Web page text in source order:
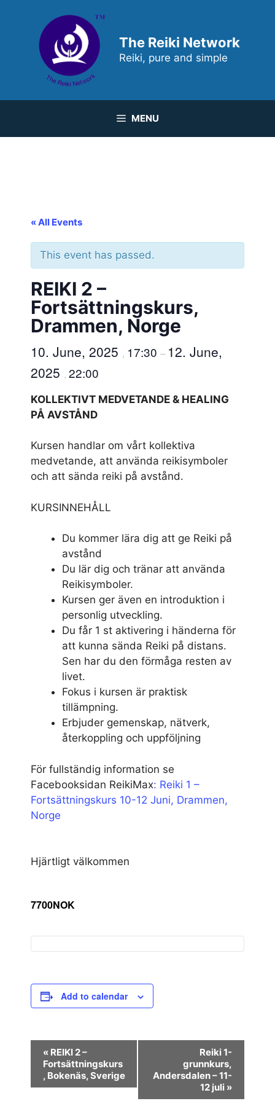
The Reiki Network
Reiki, pure and simple
MENU
« All Events
This event has passed.
REIKI 2 –
Fortsättningskurs,
Drammen, Norge
10. June, 2025 , 17:30 – 12. June,
2025 , 22:00
KOLLEKTIVT MEDVETANDE & HEALING
PÅ AVSTÅND
Kursen handlar om vårt kollektiva
medvetande, att använda reikisymboler
och att sända reiki på avstånd.
KURSINNEHÅLL
Du kommer lära dig att ge Reiki på
avstånd
Du lär dig och tränar att använda
Reikisymboler.
Kursen ger även en introduktion i
personlig utveckling.
Du får 1 st aktivering i händerna för
att kunna sända Reiki på distans.
Sen har du den förmåga resten av
livet.
Fokus i kursen är praktisk
tillämpning.
Erbjuder gemenskap, nätverk,
återkoppling och uppföljning
För fullständig information se
Facebooksidan ReikiMax: Reiki 1 –
Fortsättningskurs 10-12 Juni, Drammen,
Norge
Hjärtligt välkommen
7700NOK
Add to calendar
e
« REIKI 2 –
Fortsättningskurs
, Bokenäs, Sverige
Reiki 1-
grunnkurs,
Andersdalen – 11-
12 juli »